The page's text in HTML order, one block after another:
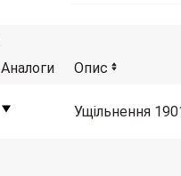
Аналоги Опис
Ущільнення